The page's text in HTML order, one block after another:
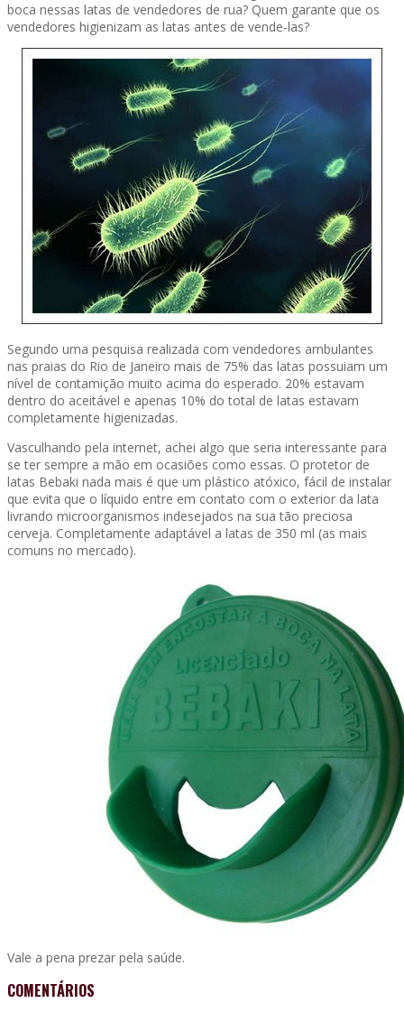
boca nessas latas de vendedores de rua? Quem garante que os
vendedores higienizam as latas antes de vende-las?
Segundo uma pesquisa realizada com vendedores ambulantes
nas praias do Rio de Janeiro mais de 75% das latas possuiam um
nível de contamição muito acima do esperado. 20% estavam
dentro do aceitável e apenas 10% do total de latas estavam
completamente higienizadas.
Vasculhando pela internet, achei algo que seria interessante para
se ter sempre a mão em ocasiões como essas. O protetor de
latas Bebaki nada mais é que um plástico atóxico, fácil de instalar
que evita que o líquido entre em contato com o exterior da lata
livrando microorganismos indesejados na sua tão preciosa
cerveja. Completamente adaptável a latas de 350 ml (as mais
comuns no mercado).
Vale a pena prezar pela saúde.
COMENTÁRIOS